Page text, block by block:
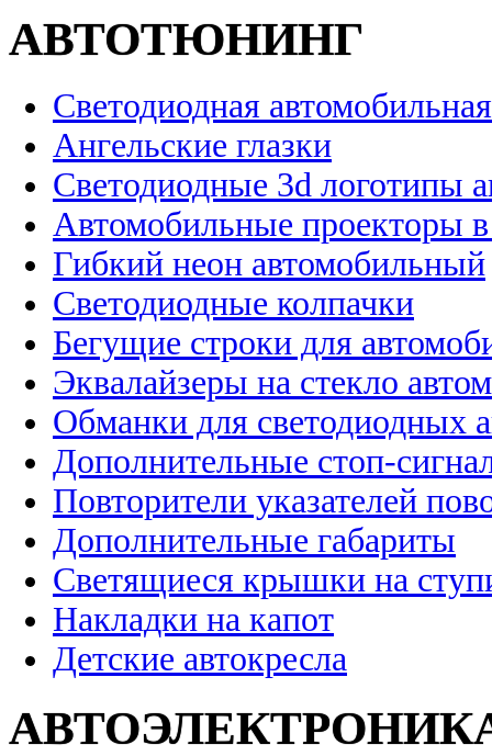
АВТОТЮНИНГ
Светодиодная
Ангельские глазки
Светодиодные 3d логотипы
Автомобильные проекторы
Гибкий неон автомобильный
Светодиодные колпачки
Бегущие строки для
Эквалайзеры на стекло
Обманки для светодиодных
Дополнительные стоп-
Повторители указателей
Дополнительные габариты
Светящиеся крышки на
Накладки на капот
Детские автокресла